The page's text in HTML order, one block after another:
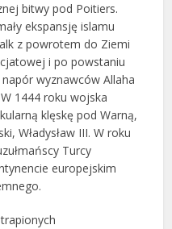
bitwy pod Poitiers.
ekspansję islamu
z powrotem do Ziemi
i po powstaniu
wyznawców Allaha
1444 roku wojska
klęskę pod Warną,
Władysław III. W roku
Turcy
europejskim